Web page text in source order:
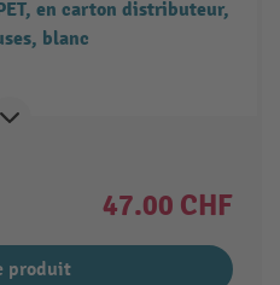
en carton distributeur,
blanc
47.00 CHF
produit